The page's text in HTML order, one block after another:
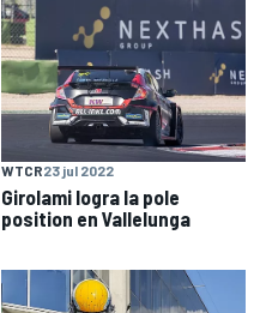
WTCR23 jul 2022
Girolami logra la pole
position en Vallelunga